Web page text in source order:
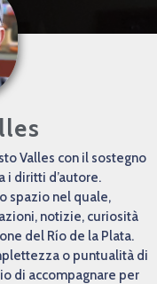
Valles con il sostegno
i diritti d’autore.
spazio nel quale,
notizie, curiosità
del Río de la Plata.
o puntualità di
di accompagnare per